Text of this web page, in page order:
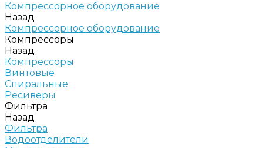
Компрессорное оборудование
Назад
Компрессорное оборудование
Компрессоры
Назад
Компрессоры
Винтовые
Спиральные
Ресиверы
Фильтра
Назад
Фильтра
Водоотделители